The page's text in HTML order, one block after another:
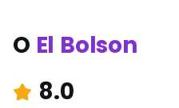
O El Bolson
8.0